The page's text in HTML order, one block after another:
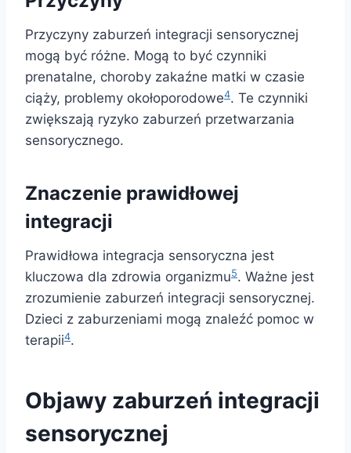
Przyczyny zaburzeń integracji sensorycznej
mogą być różne. Mogą to być czynniki
prenatalne, choroby zakaźne matki w czasie
ciąży, problemy okołoporodowe4. Te czynniki
zwiększają ryzyko zaburzeń przetwarzania
sensorycznego.
Znaczenie prawidłowej
integracji
Prawidłowa integracja sensoryczna jest
kluczowa dla zdrowia organizmu5. Ważne jest
zrozumienie zaburzeń integracji sensorycznej.
Dzieci z zaburzeniami mogą znaleźć pomoc w
terapii4.
Objawy zaburzeń integracji
sensorycznej